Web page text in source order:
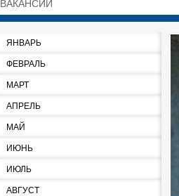
ВАКАНСИИ
ЯНВАРЬ
ФЕВРАЛЬ
МАРТ
АПРЕЛЬ
МАЙ
ИЮНЬ
ИЮЛЬ
АВГУСТ